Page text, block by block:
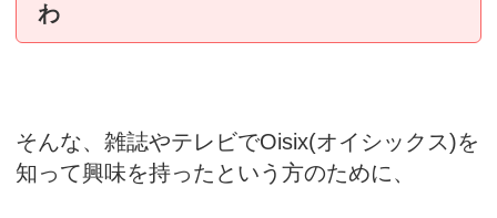
わ
そんな、雑誌やテレビでOisix(オイシックス)を
知って興味を持ったという方のために、